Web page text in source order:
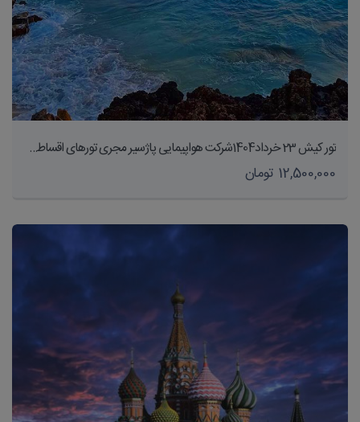
تور کیش 23 خرداد1404شرکت هواپیمایی پاژسیر مجری تورهای اقساطی از مشهد
12,500,000 تومان